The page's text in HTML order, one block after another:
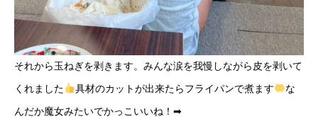
それから玉ねぎを剥きます。みんな涙を我慢しながら皮を剥いて
くれました 具材のカットが出来たらフライパンで煮ます な
んだか魔女みたいでかっこいいね！➡